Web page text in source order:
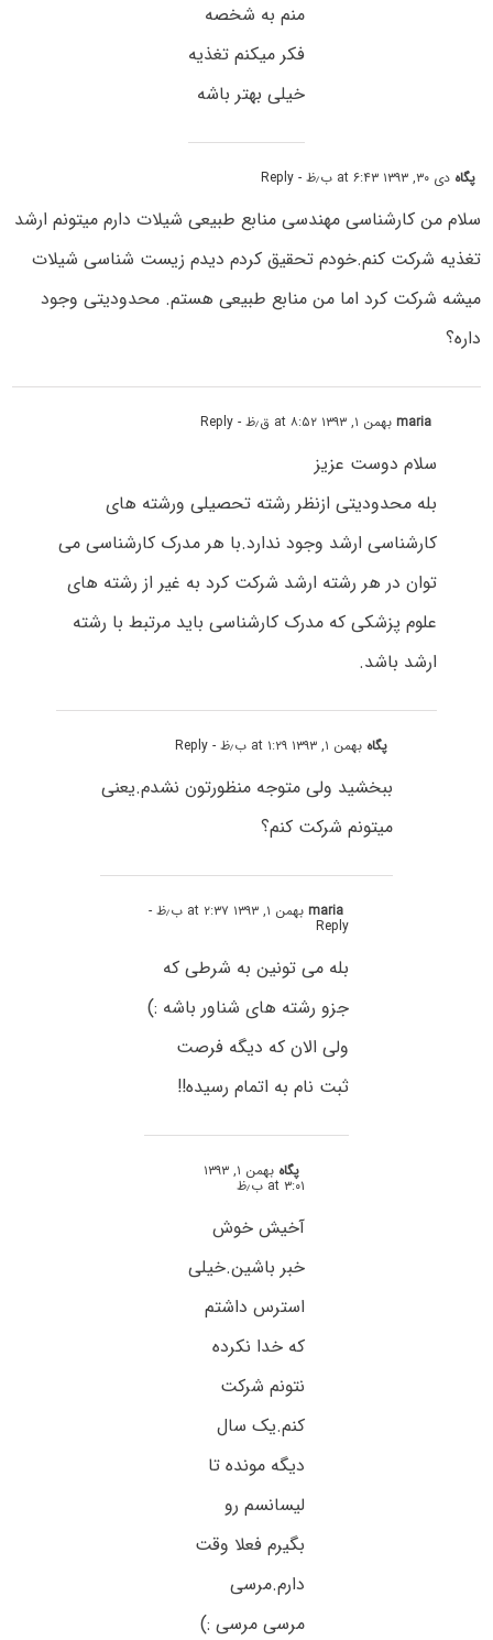
منم به شخصه
فکر میکنم تغذیه
خیلی بهتر باشه
پگاه دی ۳۰, ۱۳۹۳ at ۶:۴۳ ب٫ظ - Reply
سلام من کارشناسی مهندسی منابع طبیعی شیلات دارم میتونم ارشد
تغذیه شرکت کنم.خودم تحقیق کردم دیدم زیست شناسی شیلات
میشه شرکت کرد اما من منابع طبیعی هستم. محدودیتی وجود
داره؟
mariaبهمن ۱, ۱۳۹۳ at ۸:۵۲ ق٫ظ - Reply
سلام دوست عزیز
بله محدودیتی ازنظر رشته تحصیلی ورشته های
کارشناسی ارشد وجود ندارد.با هر مدرک کارشناسی می
توان در هر رشته ارشد شرکت کرد به غیر از رشته های
علوم پزشکی که مدرک کارشناسی باید مرتبط با رشته
ارشد باشد.
پگاه بهمن ۱, ۱۳۹۳ at ۱:۲۹ ب٫ظ - Reply
ببخشید ولی متوجه منظورتون نشدم.یعنی
میتونم شرکت کنم؟
mariaبهمن ۱, ۱۳۹۳ at ۲:۳۷ ب٫ظ -
Reply
بله می تونین به شرطی که
جزو رشته های شناور باشه :)
ولی الان که دیگه فرصت
ثبت نام به اتمام رسیده!!
پگاه بهمن ۱, ۱۳۹۳
at ۳:۰۱ ب٫ظ
آخیش خوش
خبر باشین.خیلی
استرس داشتم
که خدا نکرده
نتونم شرکت
کنم.یک سال
دیگه مونده تا
لیسانسم رو
بگیرم فعلا وقت
دارم.مرسی
مرسی مرسی :)